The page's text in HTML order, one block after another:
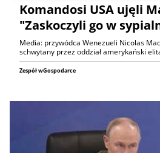
Komandosi USA ujęli
"Zaskoczyli go w
Media: przywódca Wenezueli Nicolas
schwytany przez oddział amerykański
Zespół wGospodarce